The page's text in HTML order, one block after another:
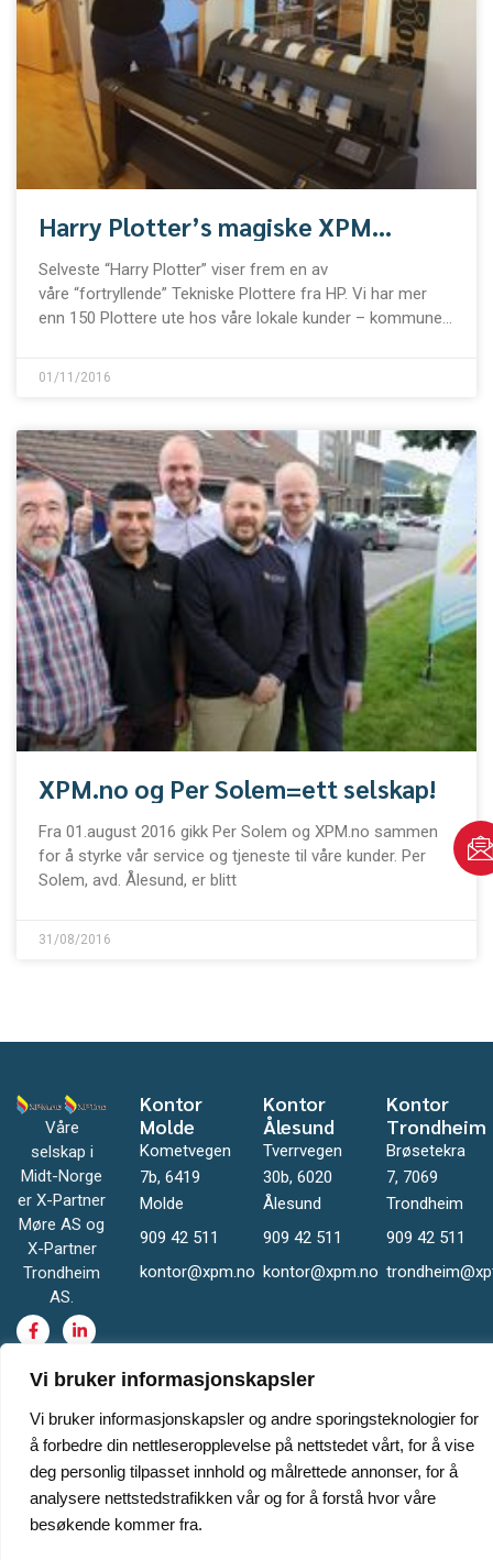
Vi bruker informasjonskapsler
Vi bruker informasjonskapsler og andre sporingsteknologier for
å forbedre din nettleseropplevelse på nettstedet vårt, for å vise
deg personlig tilpasset innhold og målrettede annonser, for å
analysere nettstedstrafikken vår og for å forstå hvor våre
besøkende kommer fra.
Harry Plotter’s magiske XPM
løsninger!
Selveste “Harry Plotter” viser frem en av
våre “fortryllende” Tekniske Plottere fra HP. Vi har mer
enn 150 Plottere ute hos våre lokale kunder – kommuner
01/11/2016
XPM.no og Per Solem=ett selskap!
Fra 01.august 2016 gikk Per Solem og XPM.no sammen
for å styrke vår service og tjeneste til våre kunder. Per
Solem, avd. Ålesund, er blitt
31/08/2016
Våre
selskap i
Midt-Norge
er X-Partner
Møre AS og
X-Partner
Trondheim
AS.
Kontor
Molde
Kometvegen
7b, 6419
Molde
909 42 511
kontor@xpm.no
Kontor
Ålesund
Tverrvegen
30b, 6020
Ålesund
909 42 511
kontor@xpm.no
Kontor
Trondheim
Brøsetekra
7, 7069
Trondheim
909 42 511
© XPM - XPT – All rights reserved | Nettsiden er levert av Cateno AS